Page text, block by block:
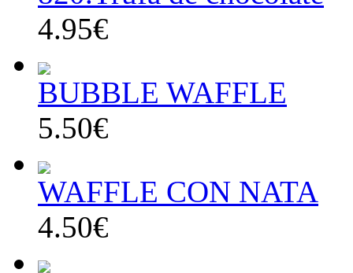
4.95€
BUBBLE WAFFLE
5.50€
WAFFLE CON NATA
4.50€